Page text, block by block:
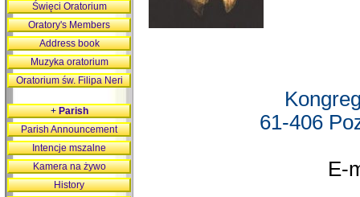
61-406
E-
Święci Oratorium
Oratory's Members
Address book
Muzyka oratorium
Oratorium św. Filipa Neri
+Parish
Parish Announcement
Intencje mszalne
Kamera na żywo
History